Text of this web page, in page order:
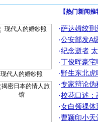
现代人的婚纱照
【热门新闻
·萨达姆绞刑
·公安部发A
·纪念逝者
·丁俊晖豪
·野生东北
·专家辩论伪
·校花口述：
·女白领祼体
·曹颖印小天